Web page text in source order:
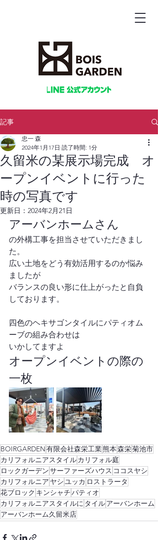
記事
久留米の某展示場完成 オ
ープンイベントに行った
時の写真です
忠一 森
2024年1月17日 読了時間: 1分
更新日： 2024年2月21日
アーバンホームさん
の外構工事を担当させていただきまし
た。
広い土地をどう有効活用するのか悩み
ましたが
バランスの良い形に仕上がったと自負
しております。
四色のヘキサゴンタイルにパティオム
ーブの組み合わせは
いかしてますよ
オープンイベントの際の
一枚
BOIRGARDEN有限会社森栄工業熊本森栄菊池市
カリフォルニアスタイルカリフォル庭
ロックガーデンサーファーズハウス ココスヤシ
カリフォルニア ヤシユッカ ロストラータ
花ブロック キンシャチパティオ
カリフォルニアスタイルに タイルアーバンホーム
アーバンホーム久留米店